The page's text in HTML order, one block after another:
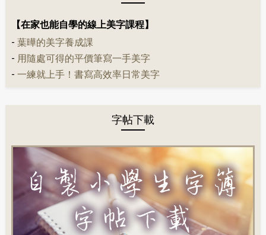
【在家也能自學的線上美字課程】
- 葉曄的美字養成課
- 用隨處可得的平價筆寫一手美字
- 一練就上手！書寫高效率日常美字
字帖下載